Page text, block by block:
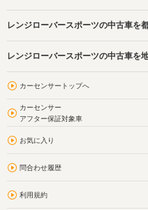
レンジローバースポーツの中古車を
レンジローバースポーツの中古車を
カーセンサートップへ
カーセンサー
アフター保証対象車
お気に入り
問合わせ履歴
利用規約